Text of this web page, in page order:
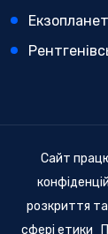
Сайт
розкриття
сфері етики